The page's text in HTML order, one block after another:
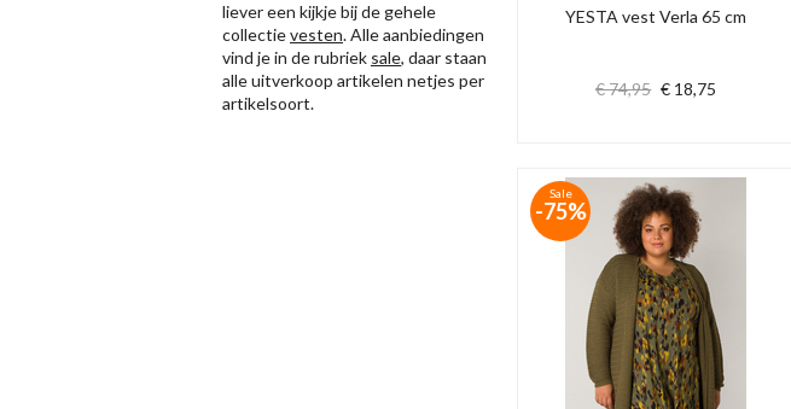
YESTA vest Verla 65 cm
€ 74,95 € 18,75
Sale
-75%
liever een kijkje bij de gehele
collectievesten. Alle aanbiedingen
vind je in de rubriek sale, daar staan
alle uitverkoop artikelen netjes per
artikelsoort.